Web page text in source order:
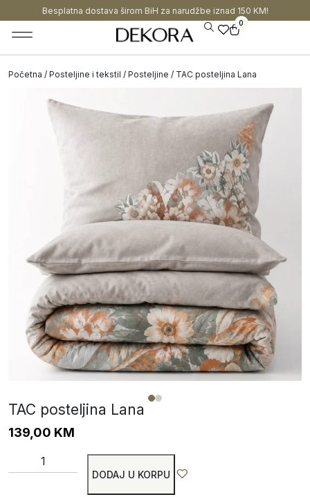
Besplatna dostava širom BiH za narudžbe iznad 150 KM!
0
Početna / Posteljine i tekstil / Posteljine / TAC posteljina Lana
TAC posteljina Lana
139,00 KM
DODAJ U KORPU